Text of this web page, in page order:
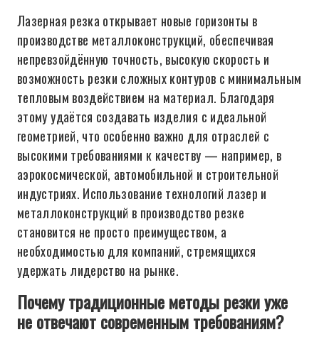
Лазерная резка открывает новые горизонты в
производстве металлоконструкций, обеспечивая
непревзойдённую точность, высокую скорость и
возможность резки сложных контуров с минимальным
тепловым воздействием на материал. Благодаря
этому удаётся создавать изделия с идеальной
геометрией, что особенно важно для отраслей с
высокими требованиями к качеству — например, в
аэрокосмической, автомобильной и строительной
индустриях. Использование технологий лазер и
металлоконструкций в производство резке
становится не просто преимуществом, а
необходимостью для компаний, стремящихся
удержать лидерство на рынке.
Почему традиционные методы резки уже
не отвечают современным требованиям?